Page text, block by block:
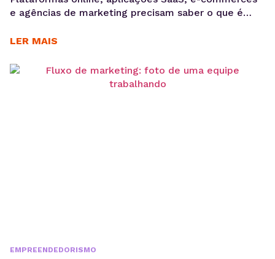
e agências de marketing precisam saber o que é
sensíveis, o que aumenta a exposição a riscos
uma questão jurídica, mas uma camada crítica de
arquitetura, governança e gestão de risco. Em
LER MAIS
EMPREENDEDORISMO